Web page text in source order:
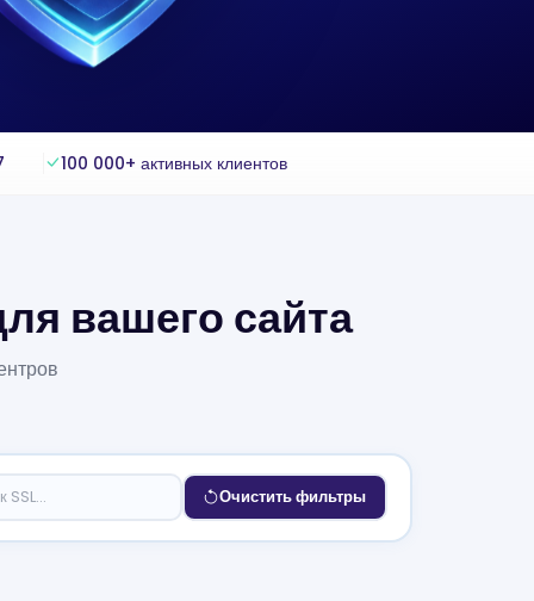
100 000+ активных клиентов
вашего сайта
Очистить фильтры